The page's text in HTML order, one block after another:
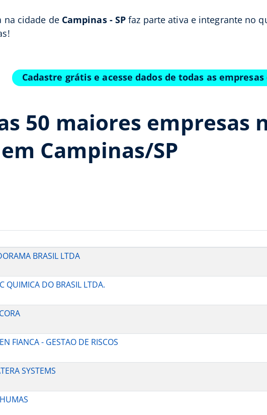
na cidade de Campinas - SP faz parte ativa e integrante no
Cadastre grátis e acesse dados de todas as empresas
50 maiores empresas
Campinas/SP
BRASIL LTDA
DO BRASIL LTDA.
FIANCA - GESTAO DE RISCOS
SYSTEMS